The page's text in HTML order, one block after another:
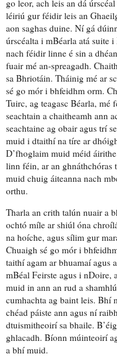
go leor, ach leis an dá
léiriú gur féidir leis an
aon saghas duine. Ní gá
úrscéalta i mBéarla atá suite
nach féidir linne é sin a
fuair mé an-spreagadh.
sa Bhriotáin. Tháinig mé ar
sé go mór i bhfeidhm orm.
Tuirc, ag teagasc Béarla, mé
seachtain a chaitheamh ann
seachtaine ag obair agus trí
muid i dtaithí na tíre ar
D’fhoglaim muid méid
linn féin, ar an ghnáthchóras
muid chuig áiteanna nach
orthu.
Tharla an crith talún nuair a
ochtó míle ar shiúl óna
na hoíche, agus sílim gur
Chuaigh sé go mór i
taithí agam ar bhuamaí agus
mBéal Feirste agus i nDoire,
muid in ann an rud a
cumhachta ag baint leis. Bhí
chéad páiste ann agus ní
dtuismitheoirí sa bhaile.
ghlacadh. Bíonn múinteoirí
a bhí muid.